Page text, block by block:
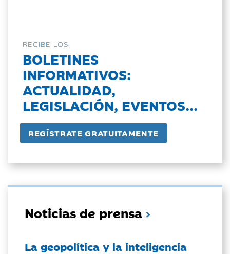
RECIBE LOS
BOLETINES
INFORMATIVOS:
ACTUALIDAD,
LEGISLACIÓN, EVENTOS...
Noticias de prensa
La geopolítica y la inteligencia